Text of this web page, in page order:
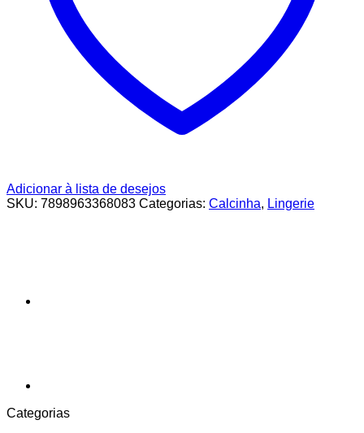
Adicionar à lista de desejos
SKU: 7898963368083 Categorias: Calcinha, Lingerie
Categorias